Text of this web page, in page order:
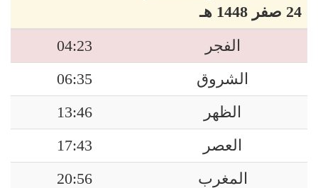
24 صفر 1448 هـ
الفجر
04:23
الشروق
06:35
الظهر
13:46
العصر
17:43
المغرب
20:56